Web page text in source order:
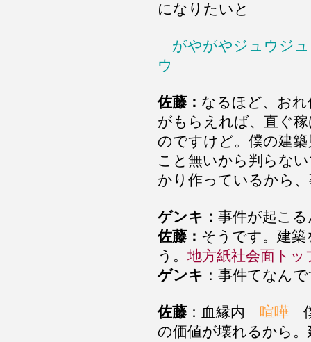
になりたいと
がやがやジュウジュ
ウ
佐藤： なるほど、おれ
がもらえれば、直ぐ
のですけど。僕の建築
こと無いから判らな
かり作っているから
ゲンキ： 事件が起こ
佐藤： そうです。建
う。 地方紙社会面トッ
ゲンキ ：事件てなん
佐藤 ：血縁内 喧嘩
の価値が壊れるから